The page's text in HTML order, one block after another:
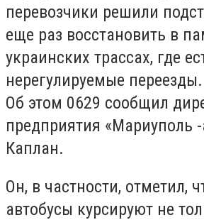
перевозчики решили
еще раз восстановить в
украинских трассах, где
нерегулируемые переезды.
Об этом 0629 сообщил
предприятия «Мариуполь -
Каплан.
Он, в частности, отметил,
автобусы курсируют не